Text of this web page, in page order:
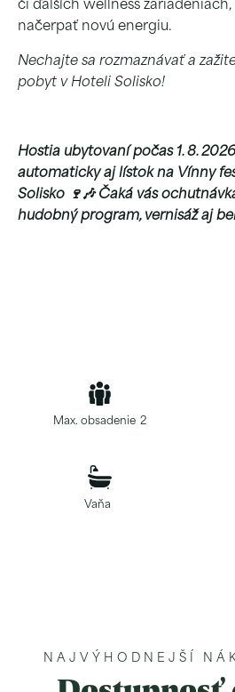
či ďalších wellness
načerpať novú energiu.
Nechajte sa rozmaznávať a
pobyt v Hoteli Solisko!
Hostia ubytovaní počas 1. 8.
automaticky aj lístok na Vínny
Solisko 🍷🎶 Čaká vás
hudobný program, vernisáž aj
Max. obsadenie 2
Vaňa
NAJVÝHODNEJŠÍ